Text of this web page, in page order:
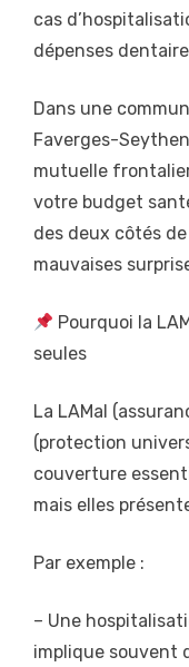
cas
dépenses
Dans une
Faverges-
mutuelle
votre budget
des deux côtés
mauvaises
Pourquoi la
seules
La LAMal
(protection
couverture
mais elles
Par exemple :
– Une
implique souvent